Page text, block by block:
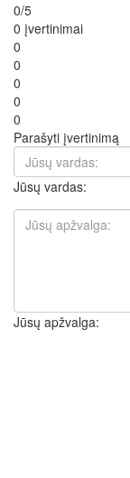
0/5
0 įvertinimai
0
0
0
0
0
Parašyti įvertinimą
Jūsų vardas:
Jūsų apžvalga: